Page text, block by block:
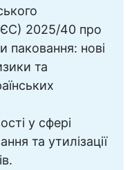
2025/40 про
паковання: нові
та
у сфері
та утилізації